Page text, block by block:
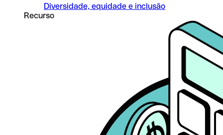
Diversidade, equidade e inclusão
Recurso